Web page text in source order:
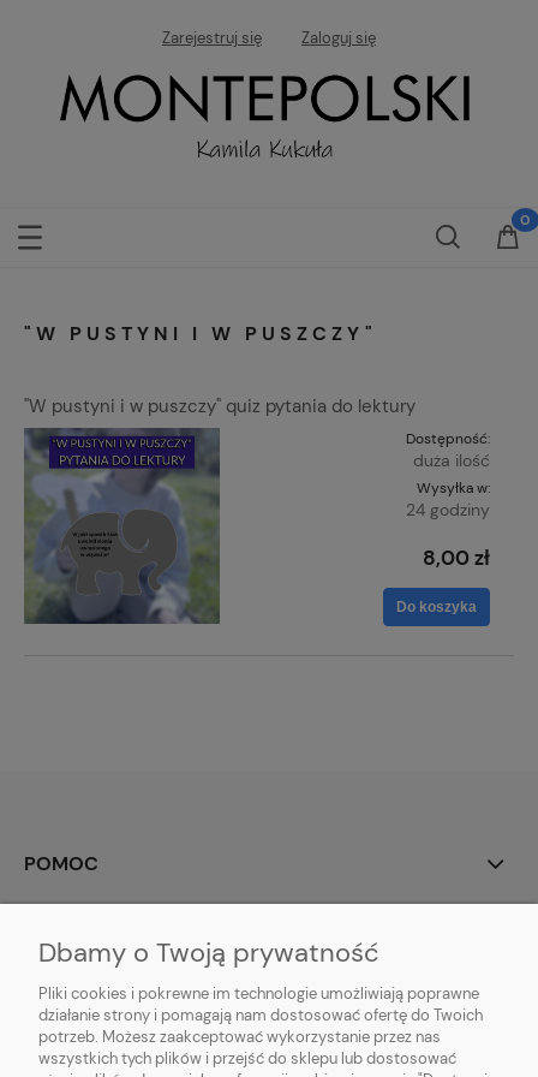
Zarejestruj się Zaloguj się
"W PUSTYNI I W PUSZCZY"
"W pustyni i w puszczy" quiz pytania do lektury
Dostępność:
duża ilość
Wysyłka w:
24 godziny
8,00 zł
Do koszyka
POMOC
PŁATNOŚCI I DOSTAWA
INFORMACJE
Dbamy o Twoją prywatność
Pliki cookies i pokrewne im technologie umożliwiają poprawne
działanie strony i pomagają nam dostosować ofertę do Twoich
potrzeb. Możesz zaakceptować wykorzystanie przez nas
wszystkich tych plików i przejść do sklepu lub dostosować